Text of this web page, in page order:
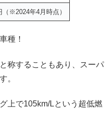
（※2024年4月時点）
種！
称することもあり、スーパ
。
上で105km/Lという超低燃